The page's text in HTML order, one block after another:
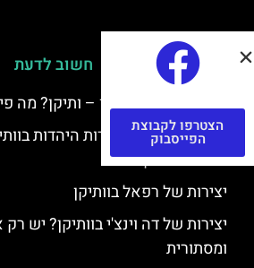
חשוב לדעת
למה קוראים לוותיקן – ותיקן? מה
כתבי יד עתיקים
יצירות של רפאל בוותיקן
יצירות של דה וינצ'י בוותיקן? יש
ומסתורית
הצטרפו לקבוצת
הפייסבוק